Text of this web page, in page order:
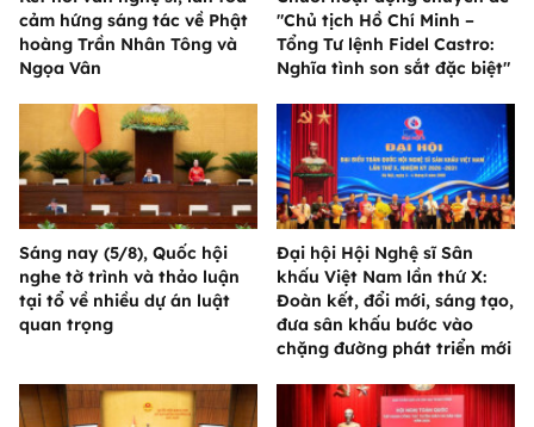
cảm hứng sáng tác về Phật
hoàng Trần Nhân Tông và
Ngọa Vân
"Chủ tịch Hồ Chí Minh –
Tổng Tư lệnh Fidel Castro:
Nghĩa tình son sắt đặc biệt"
Sáng nay (5/8), Quốc hội
nghe tờ trình và thảo luận
tại tổ về nhiều dự án luật
quan trọng
Đại hội Hội Nghệ sĩ Sân
khấu Việt Nam lần thứ X:
Đoàn kết, đổi mới, sáng tạo,
đưa sân khấu bước vào
chặng đường phát triển mới